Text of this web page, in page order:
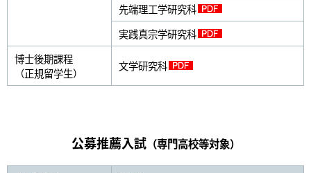
先端理工学研究科
実践真宗学研究科
博士後期課程
（正規留学生）
文学研究科
公募推薦入試（専門高校等対象）